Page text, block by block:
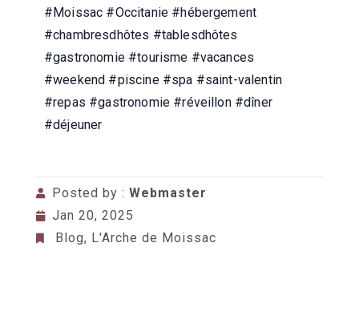
#Moissac #Occitanie #hébergement
#chambresdhôtes #tablesdhôtes
#gastronomie #tourisme #vacances
#weekend #piscine #spa #saint-valentin
#repas #gastronomie #réveillon #dîner
#déjeuner
Posted by : Webmaster
Jan 20, 2025
Blog, L'Arche de Moissac